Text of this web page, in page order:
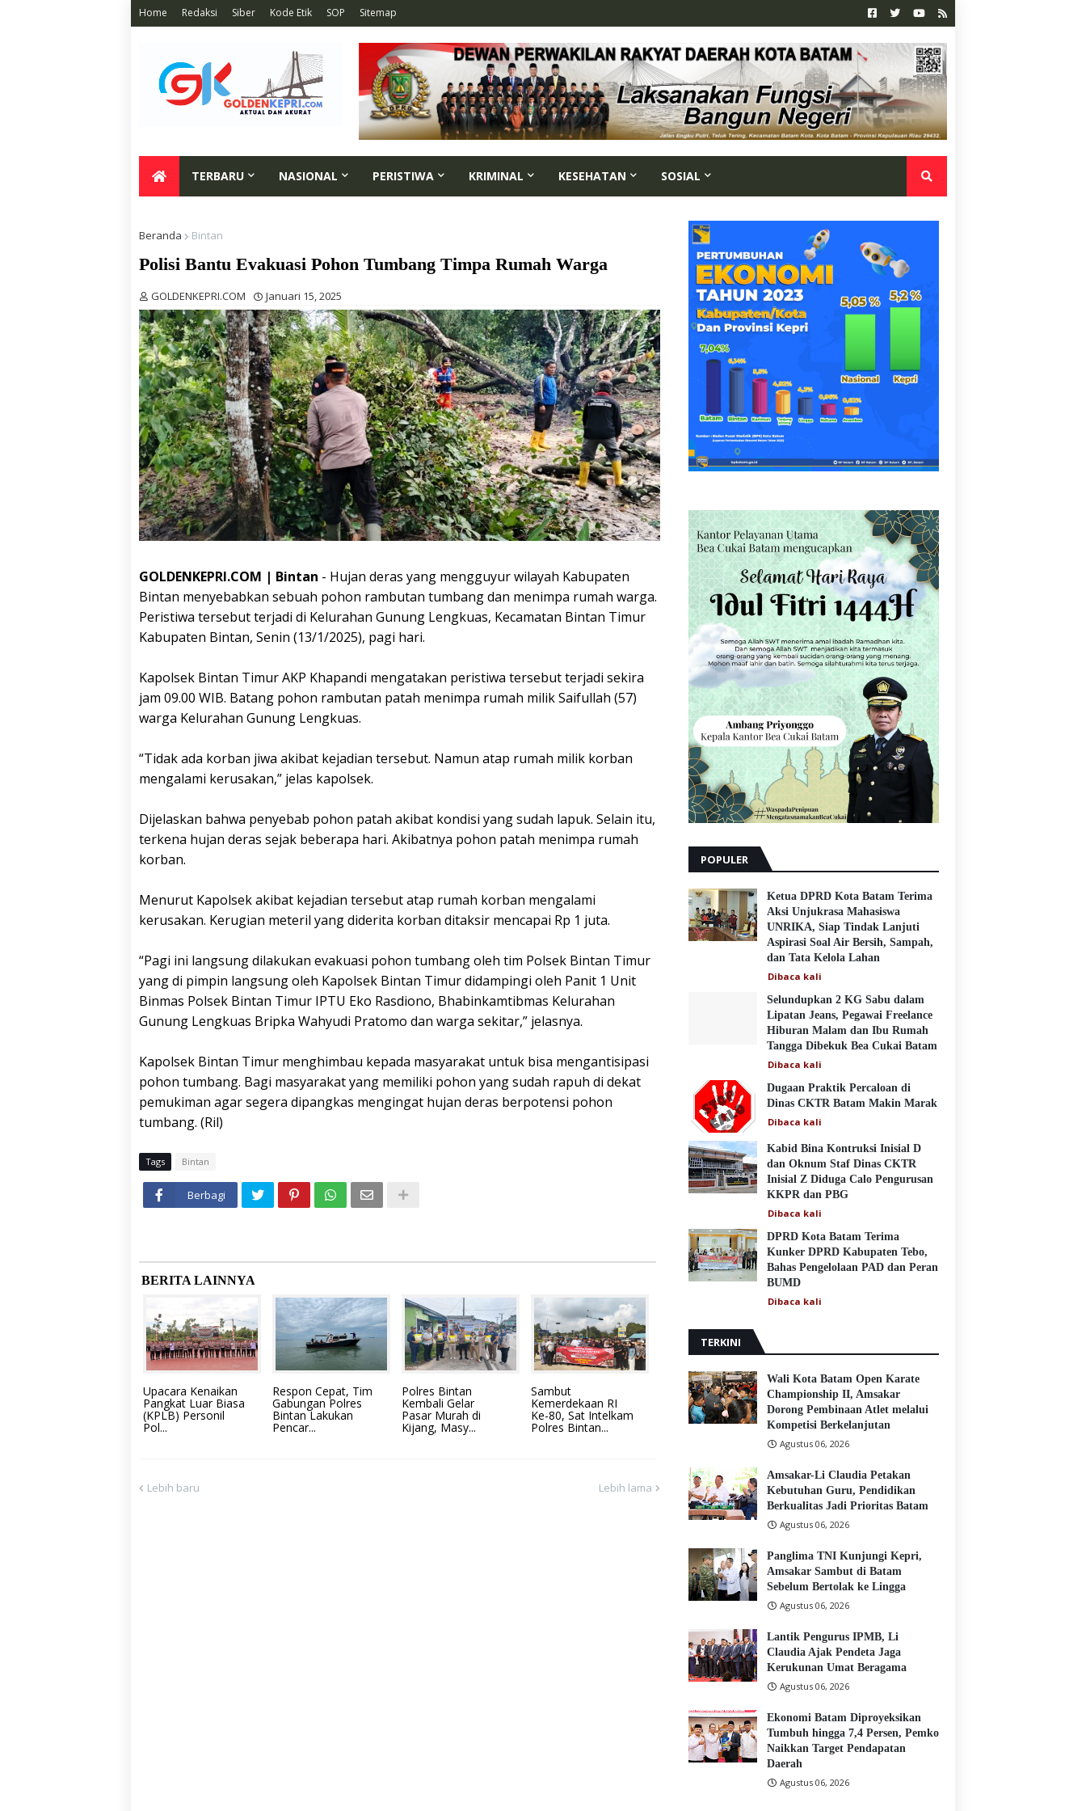
Home Redaksi Siber Kode Etik SOP Sitemap
TERBARU NASIONAL PERISTIWA KRIMINAL KESEHATAN SOSIAL
Beranda Bintan
Polisi Bantu Evakuasi Pohon Tumbang Timpa Rumah Warga
GOLDENKEPRI.COM Januari 15, 2025
GOLDENKEPRI.COM | Bintan - Hujan deras yang mengguyur wilayah Kabupaten
Bintan menyebabkan sebuah pohon rambutan tumbang dan menimpa rumah warga.
Peristiwa tersebut terjadi di Kelurahan Gunung Lengkuas, Kecamatan Bintan Timur
Kabupaten Bintan, Senin (13/1/2025), pagi hari.
Kapolsek Bintan Timur AKP Khapandi mengatakan peristiwa tersebut terjadi sekira
jam 09.00 WIB. Batang pohon rambutan patah menimpa rumah milik Saifullah (57)
warga Kelurahan Gunung Lengkuas.
“Tidak ada korban jiwa akibat kejadian tersebut. Namun atap rumah milik korban
mengalami kerusakan,” jelas kapolsek.
Dijelaskan bahwa penyebab pohon patah akibat kondisi yang sudah lapuk. Selain itu,
terkena hujan deras sejak beberapa hari. Akibatnya pohon patah menimpa rumah
korban.
Menurut Kapolsek akibat kejadian tersebut atap rumah korban mengalami
kerusakan. Kerugian meteril yang diderita korban ditaksir mencapai Rp 1 juta.
“Pagi ini langsung dilakukan evakuasi pohon tumbang oleh tim Polsek Bintan Timur
yang di pimpin langsung oleh Kapolsek Bintan Timur didampingi oleh Panit 1 Unit
Binmas Polsek Bintan Timur IPTU Eko Rasdiono, Bhabinkamtibmas Kelurahan
Gunung Lengkuas Bripka Wahyudi Pratomo dan warga sekitar,” jelasnya.
Kapolsek Bintan Timur menghimbau kepada masyarakat untuk bisa mengantisipasi
pohon tumbang. Bagi masyarakat yang memiliki pohon yang sudah rapuh di dekat
pemukiman agar segera dipangkas mengingat hujan deras berpotensi pohon
tumbang. (Ril)
Tags Bintan
Berbagi
BERITA LAINNYA
Upacara Kenaikan
Pangkat Luar Biasa
(KPLB) Personil
Pol...
Respon Cepat, Tim
Gabungan Polres
Bintan Lakukan
Pencar...
Polres Bintan
Kembali Gelar
Pasar Murah di
Kijang, Masy...
Sambut
Kemerdekaan RI
Ke-80, Sat Intelkam
Polres Bintan...
Lebih baru Lebih lama
POPULER
Ketua DPRD Kota Batam Terima
Aksi Unjukrasa Mahasiswa
UNRIKA, Siap Tindak Lanjuti
Aspirasi Soal Air Bersih, Sampah,
dan Tata Kelola Lahan
Dibaca kali
Selundupkan 2 KG Sabu dalam
Lipatan Jeans, Pegawai Freelance
Hiburan Malam dan Ibu Rumah
Tangga Dibekuk Bea Cukai Batam
Dibaca kali
Dugaan Praktik Percaloan di
Dinas CKTR Batam Makin Marak
Dibaca kali
Kabid Bina Kontruksi Inisial D
dan Oknum Staf Dinas CKTR
Inisial Z Diduga Calo Pengurusan
KKPR dan PBG
Dibaca kali
DPRD Kota Batam Terima
Kunker DPRD Kabupaten Tebo,
Bahas Pengelolaan PAD dan Peran
BUMD
Dibaca kali
TERKINI
Wali Kota Batam Open Karate
Championship II, Amsakar
Dorong Pembinaan Atlet melalui
Kompetisi Berkelanjutan
Agustus 06, 2026
Amsakar-Li Claudia Petakan
Kebutuhan Guru, Pendidikan
Berkualitas Jadi Prioritas Batam
Agustus 06, 2026
Panglima TNI Kunjungi Kepri,
Amsakar Sambut di Batam
Sebelum Bertolak ke Lingga
Agustus 06, 2026
Lantik Pengurus IPMB, Li
Claudia Ajak Pendeta Jaga
Kerukunan Umat Beragama
Agustus 06, 2026
Ekonomi Batam Diproyeksikan
Tumbuh hingga 7,4 Persen, Pemko
Naikkan Target Pendapatan
Daerah
Agustus 06, 2026